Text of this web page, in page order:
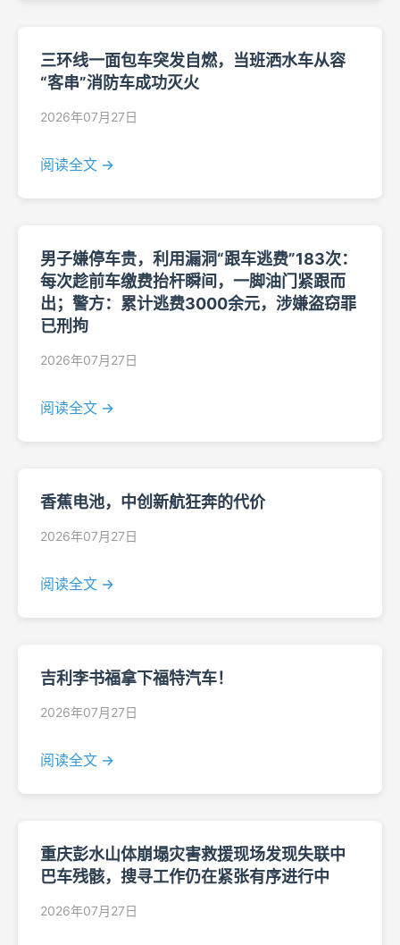
三环线一面包车突发自燃，当班洒水车从容
“客串”消防车成功灭火
2026年07月27日
阅读全文 →
男子嫌停车贵，利用漏洞“跟车逃费”183次：
每次趁前车缴费抬杆瞬间，一脚油门紧跟而
出；警方：累计逃费3000余元，涉嫌盗窃罪
已刑拘
2026年07月27日
阅读全文 →
香蕉电池，中创新航狂奔的代价
2026年07月27日
阅读全文 →
吉利李书福拿下福特汽车！
2026年07月27日
阅读全文 →
重庆彭水山体崩塌灾害救援现场发现失联中
巴车残骸，搜寻工作仍在紧张有序进行中
2026年07月27日